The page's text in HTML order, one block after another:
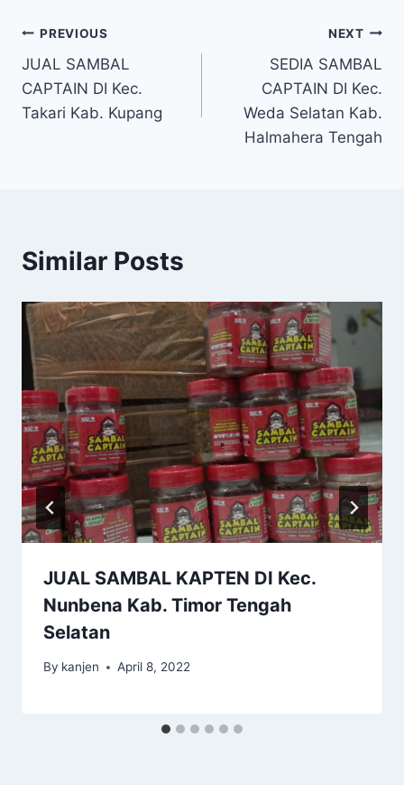
PREVIOUS
JUAL SAMBAL
CAPTAIN DI Kec.
Takari Kab. Kupang
NEXT
SEDIA SAMBAL
CAPTAIN DI Kec.
Weda Selatan Kab.
Halmahera Tengah
Similar Posts
JUAL SAMBAL KAPTEN DI Kec.
Nunbena Kab. Timor Tengah
Selatan
By kanjen April 8, 2022